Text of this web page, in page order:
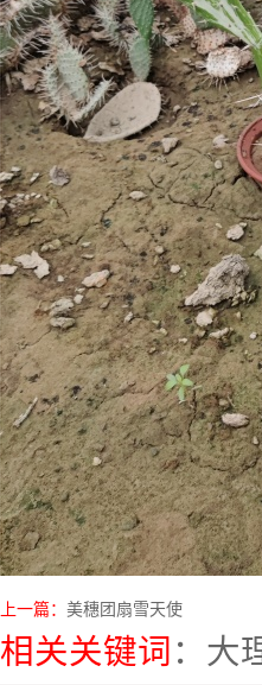
上一篇： 美穗团扇雪天使
相关关键词 ： 大